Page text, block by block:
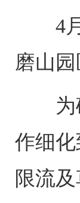
4月
磨山
作细
限流